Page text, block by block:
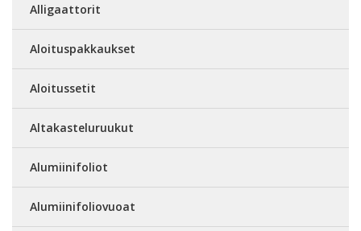
Alligaattorit
Aloituspakkaukset
Aloitussetit
Altakasteluruukut
Alumiinifoliot
Alumiinifoliovuoat